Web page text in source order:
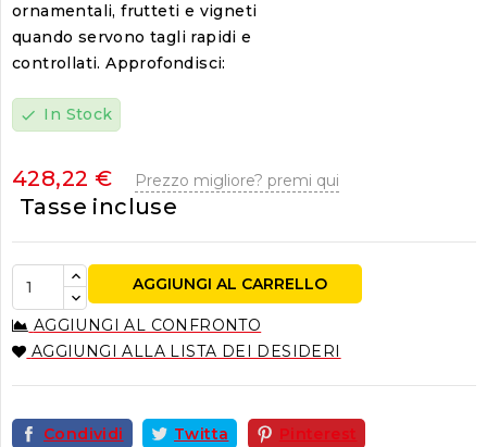
ornamentali, frutteti e vigneti
quando servono tagli rapidi e
controllati. Approfondisci:
check In Stock
428,22 € Prezzo migliore? premi qui
Tasse incluse
AGGIUNGI AL CARRELLO
AGGIUNGI AL CONFRONTO
AGGIUNGI ALLA LISTA DEI DESIDERI
Condividi Twitta Pinterest